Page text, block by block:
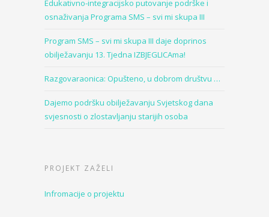
Edukativno-integracijsko putovanje podrške i
osnaživanja Programa SMS – svi mi skupa III
Program SMS – svi mi skupa III daje doprinos
obilježavanju 13. Tjedna IZBJEGLICAma!
Razgovaraonica: Opušteno, u dobrom društvu …
Dajemo podršku obilježavanju Svjetskog dana
svjesnosti o zlostavljanju starijih osoba
PROJEKT ZAŽELI
Infromacije o projektu